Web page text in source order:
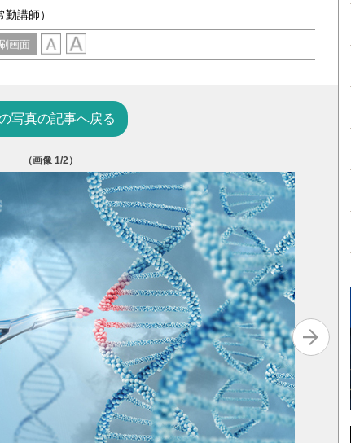
講師）
画面
写真の記事へ戻る
（画像1/2）
『遺